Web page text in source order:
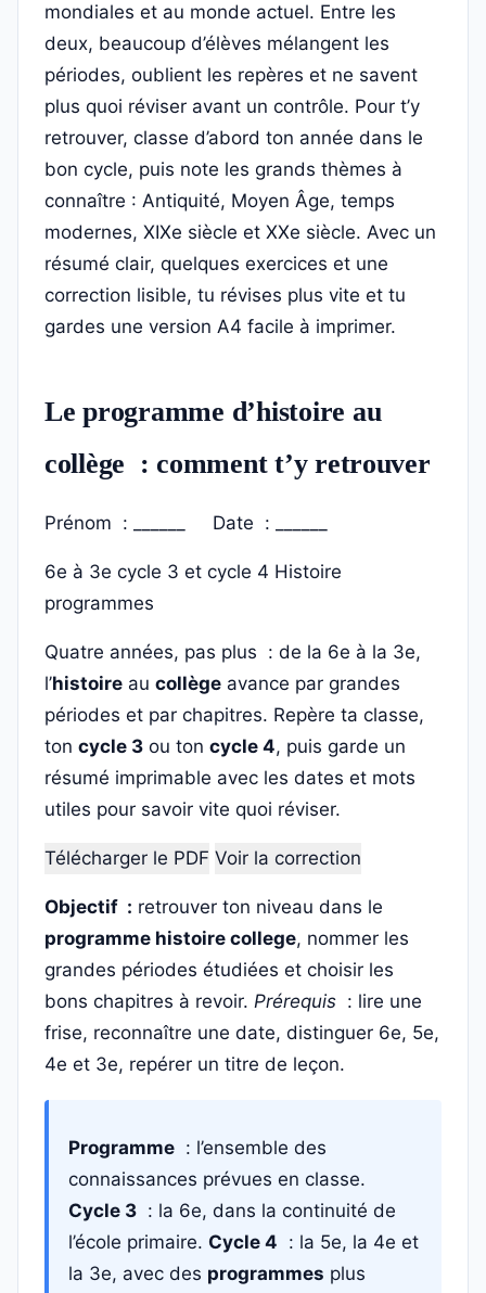
mondiales et au monde actuel. Entre les
deux, beaucoup d’élèves mélangent les
périodes, oublient les repères et ne savent
plus quoi réviser avant un contrôle. Pour t’y
retrouver, classe d’abord ton année dans le
bon cycle, puis note les grands thèmes à
connaître : Antiquité, Moyen Âge, temps
modernes, XIXe siècle et XXe siècle. Avec un
résumé clair, quelques exercices et une
correction lisible, tu révises plus vite et tu
gardes une version A4 facile à imprimer.
Le programme d’histoire au
collège : comment t’y retrouver
Prénom : ______ Date : ______
6e à 3e cycle 3 et cycle 4 Histoire
programmes
Quatre années, pas plus : de la 6e à la 3e,
l’histoire au collège avance par grandes
périodes et par chapitres. Repère ta classe,
ton cycle 3 ou ton cycle 4, puis garde un
résumé imprimable avec les dates et mots
utiles pour savoir vite quoi réviser.
Télécharger le PDF Voir la correction
Objectif : retrouver ton niveau dans le
programme histoire college, nommer les
grandes périodes étudiées et choisir les
bons chapitres à revoir. Prérequis : lire une
frise, reconnaître une date, distinguer 6e, 5e,
4e et 3e, repérer un titre de leçon.
Programme : l’ensemble des
connaissances prévues en classe.
Cycle 3 : la 6e, dans la continuité de
l’école primaire. Cycle 4 : la 5e, la 4e et
la 3e, avec des programmes plus